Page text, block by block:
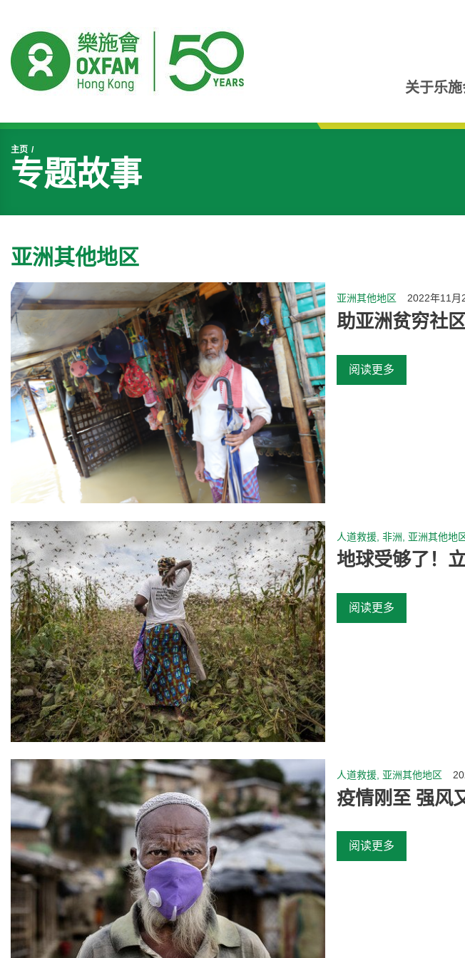
关于乐
开始主要内容
主页
专题故事
亚洲其他地区
亚洲其他地区 2022年11月
助亚洲贫穷社
阅读更多
人道救援, 非洲, 亚洲其他地
地球受够了！
阅读更多
人道救援, 亚洲其他地区
疫情刚至 强风
阅读更多